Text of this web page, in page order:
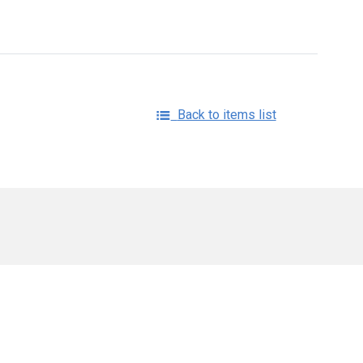
Back to items list